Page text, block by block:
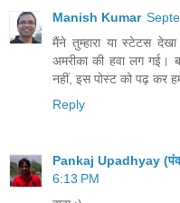
Manish Kumar
मैंने तुम्हारा या स्टेटस
अमरीका की हवा लग गई।
नहीं, इस पोस्ट को पढ़ कर
Reply
Pankaj Upadhyay
6:13 PM